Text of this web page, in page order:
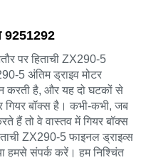
9251292
पर हिताची ZX290-5
5 अंतिम ड्राइव मोटर
करती है, और यह दो घटकों से
गियर बॉक्स है। कभी-कभी, जब
हैं तो वे वास्तव में गियर बॉक्स
ZX290-5 फाइनल ड्राइव्स
संपर्क करें। हम निश्चिंत